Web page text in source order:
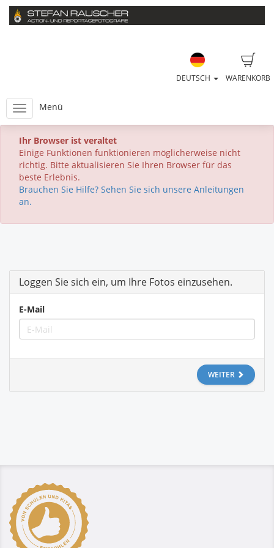
WARENKORB
DEUTSCH
Menü
Ihr Browser ist veraltet
Einige Funktionen funktionieren möglicherweise nicht
richtig. Bitte aktualisieren Sie Ihren Browser für das
beste Erlebnis.
Brauchen Sie Hilfe? Sehen Sie sich unsere Anleitungen
an.
Loggen Sie sich ein, um Ihre Fotos einzusehen.
E-Mail
WEITER